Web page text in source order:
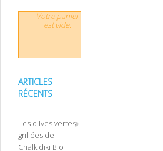
Votre panier
est vide.
ARTICLES
RÉCENTS
Les olives vertes
grillées de
Chalkidiki Bio